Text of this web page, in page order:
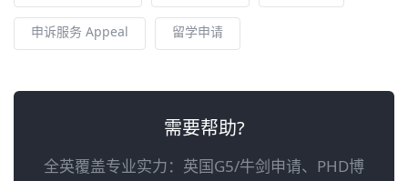
申诉服务 Appeal 留学申请
需要帮助?
全英覆盖专业实力：英国G5/牛剑申请、PHD博